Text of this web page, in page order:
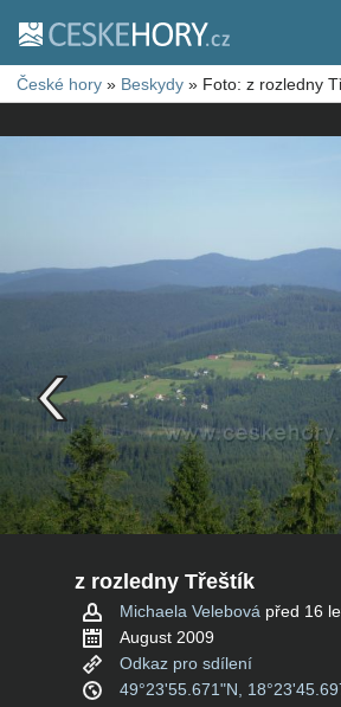
České hory » Beskydy » Foto: z rozledny
z rozledny Třeštík
Michaela Velebová před 16
August 2009
Odkaz pro sdílení
49°23'55.671"N,